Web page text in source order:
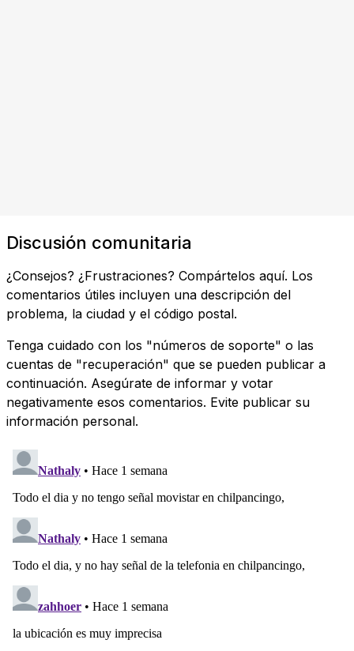
Discusión comunitaria
¿Consejos? ¿Frustraciones? Compártelos aquí. Los
comentarios útiles incluyen una descripción del
problema, la ciudad y el código postal.
Tenga cuidado con los "números de soporte" o las
cuentas de "recuperación" que se pueden publicar a
continuación. Asegúrate de informar y votar
negativamente esos comentarios. Evite publicar su
información personal.